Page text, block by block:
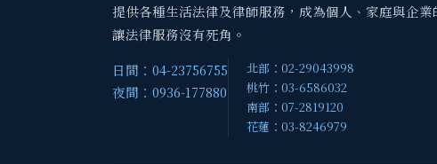
提供各種生活法律及律師服務，成為個人、家庭與企業
讓法律服務沒有死角。
日間：04-23756755
夜間：0936-177880
北部：02-29043998
桃竹：03-6586032
南部：07-2819120
花蓮：03-8246979